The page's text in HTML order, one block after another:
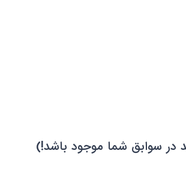
در سوابق شما موجود باشد!)